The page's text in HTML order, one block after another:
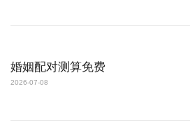
婚姻配对测算免费
2026-07-08